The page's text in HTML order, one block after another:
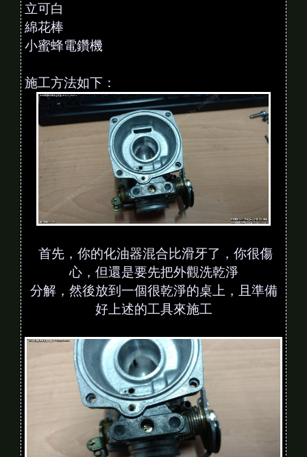
立可白
綿花棒
小蜜蜂電鑽機
施工方法如下：
首先，你的化油器混合比滑牙了，你很傷
心，但還是要先把外觀洗乾淨
分解，然後放到一個很乾淨的桌上，且準備
好上述的工具來施工